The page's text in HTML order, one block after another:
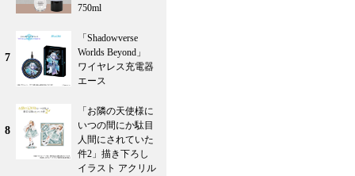
750ml
7
「Shadowverse
Worlds Beyond」
ワイヤレス充電器
エース
8
「お隣の天使様に
いつの間にか駄目
人間にされていた
件2」描き下ろし
イラスト アクリル